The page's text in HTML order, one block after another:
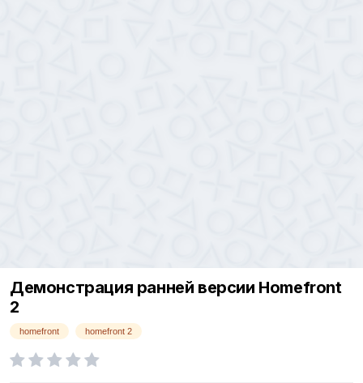
Демонстрация ранней версии Homefront
2
homefront homefront 2